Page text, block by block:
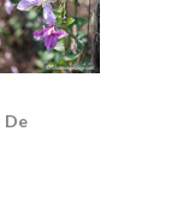
De